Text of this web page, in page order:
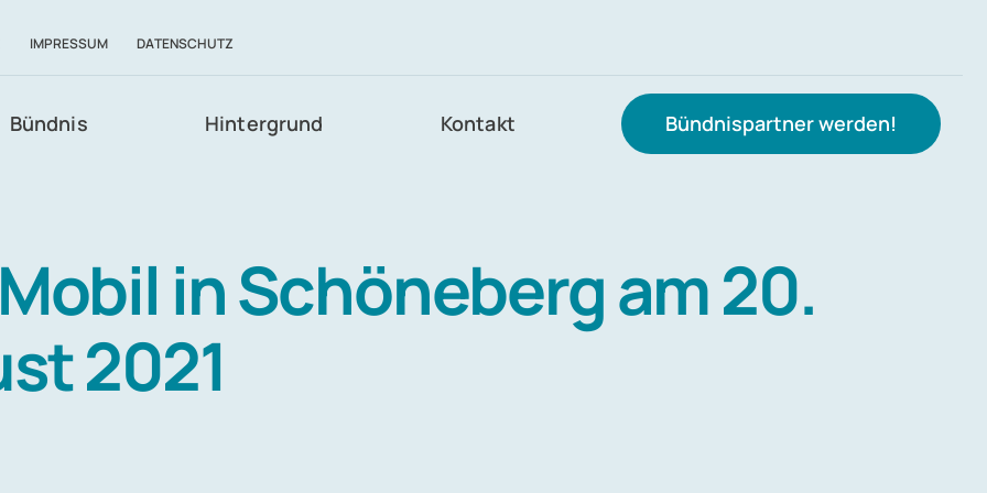
IMPRESSUM DATENSCHUTZ
Bündnis Hintergrund Kontakt Bündnispartner werden!
in Schöneberg am 20.
2021